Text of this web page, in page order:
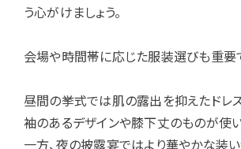
う心がけましょう。
会場や時間帯に応じた服装選びも重要
昼間の挙式では肌の露出を抑えたドレス
袖のあるデザインや膝下丈のものが使い
一方、夜の披露宴ではより華やかな装